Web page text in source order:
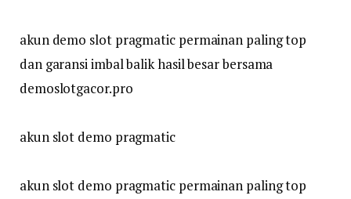
akun demo slot pragmatic permainan paling top
dan garansi imbal balik hasil besar bersama
demoslotgacor.pro
akun slot demo pragmatic
akun slot demo pragmatic permainan paling top